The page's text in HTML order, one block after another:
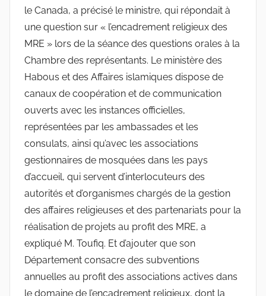
le Canada, a précisé le ministre, qui répondait à
une question sur « l’encadrement religieux des
MRE » lors de la séance des questions orales à la
Chambre des représentants. Le ministère des
Habous et des Affaires islamiques dispose de
canaux de coopération et de communication
ouverts avec les instances officielles,
représentées par les ambassades et les
consulats, ainsi qu’avec les associations
gestionnaires de mosquées dans les pays
d’accueil, qui servent d’interlocuteurs des
autorités et d’organismes chargés de la gestion
des affaires religieuses et des partenariats pour la
réalisation de projets au profit des MRE, a
expliqué M. Toufiq. Et d’ajouter que son
Département consacre des subventions
annuelles au profit des associations actives dans
le domaine de l’encadrement religieux, dont la